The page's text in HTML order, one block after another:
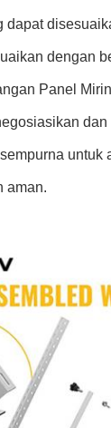
dapat
dengan
Panel
aman.